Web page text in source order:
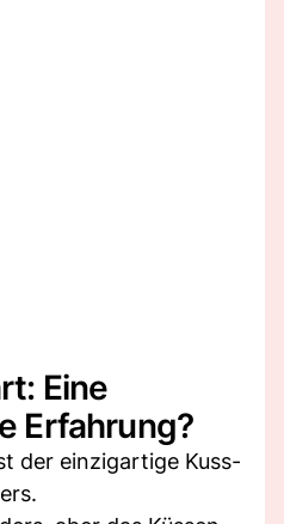
Eine
Erfahrung?
der einzigartige Kuss-